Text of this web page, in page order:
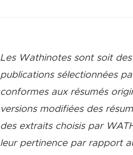
Les Wathinotes sont soit des
publications sélectionnées
conformes aux résumés
versions modifiées des
des extraits choisis par
leur pertinence par rapport